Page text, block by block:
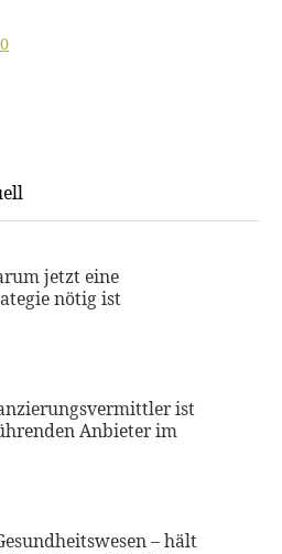
jetzt eine
nötig ist
ist
Anbieter im
– hält